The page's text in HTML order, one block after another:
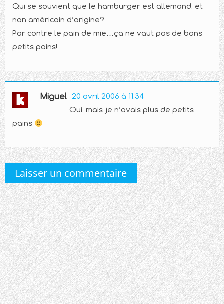
Qui se souvient que le hamburger est allemand, et
non américain d’origine?
Par contre le pain de mie…ça ne vaut pas de bons
petits pains!
Miguel 20 avril 2006 à 11:34
Oui, mais je n’avais plus de petits
pains
Laisser un commentaire